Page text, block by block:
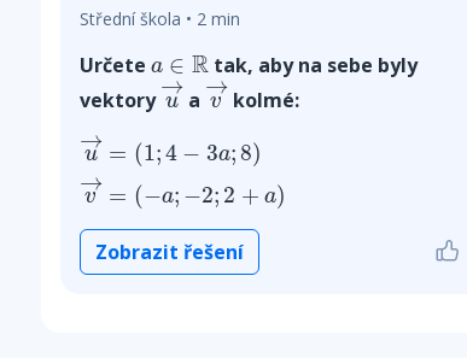
Střední škola • 2 min
Určete a ∈ R
a ∈ R tak, aby na sebe byly
vektory
→
u
u→
a
→
v
v→
kolmé:
→
u = (1;4 − 3a;8)
→
v = (−a; −2; 2 + a)
u→ 1 →
Zobrazit řešení